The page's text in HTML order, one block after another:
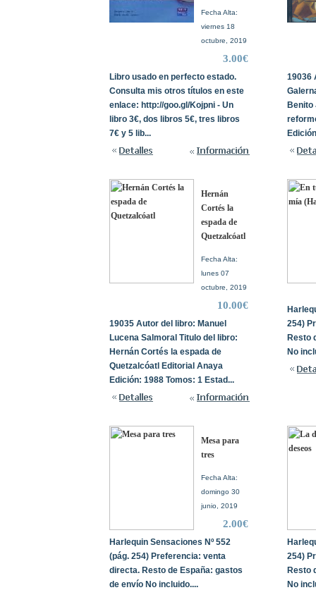
Fecha Alta:
viernes 18
octubre, 2019
3.00€
Libro usado en perfecto estado.
Consulta mis otros títulos en este
enlace: http://goo.gl/Kojpni - Un
libro 3€, dos libros 5€, tres libros
7€ y 5 lib...
19036
Benito
Hernán
Cortés la
espada de
Quetzalcóatl
Fecha Alta:
lunes 07
octubre, 2019
10.00€
19035 Autor del libro: Manuel
Lucena Salmoral Titulo del libro:
Hernán Cortés la espada de
Quetzalcóatl Editorial Anaya
Edición: 1988 Tomos: 1 Estad...
254)
Resto
No
Mesa para
tres
Fecha Alta:
domingo 30
junio, 2019
2.00€
Harlequin Sensaciones Nº 552
(pág. 254) Preferencia: venta
directa. Resto de España: gastos
de envío No incluido....
254)
Resto
No